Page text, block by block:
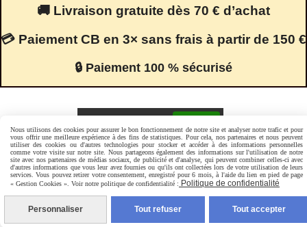
🚚 Livraison gratuite dès 70 € d’achat
💳 Paiement CB en 3× sans frais à partir de 150 €
🔒 Paiement 100 % sécurisé
Mentions Légales
Conditions générales de vente
Politique de confidentialité
Gestion cookies Mon Compte
Nous utilisons des cookies pour assurer le bon fonctionnement de notre site et analyser notre trafic et pour
vous offrir une meilleure expérience à des fins de statistiques. Pour cela, nos partenaires et nous peuvent
utiliser des cookies ou d'autres technologies pour stocker et accéder à des informations personnelles
comme votre visite sur notre site. Nous partageons également des informations sur l'utilisation de notre
site avec nos partenaires de médias sociaux, de publicité et d'analyse, qui peuvent combiner celles-ci avec
d'autres informations que vous leur avez fournies ou qu'ils ont collectées lors de votre utilisation de leurs
services. Vous pouvez retirer votre consentement, enregistré pour 6 mois, à l'aide du lien en pied de page
« Gestion Cookies ». Voir notre politique de confidentialité : Politique de confidentialité
Personnaliser Tout refuser Tout accepter